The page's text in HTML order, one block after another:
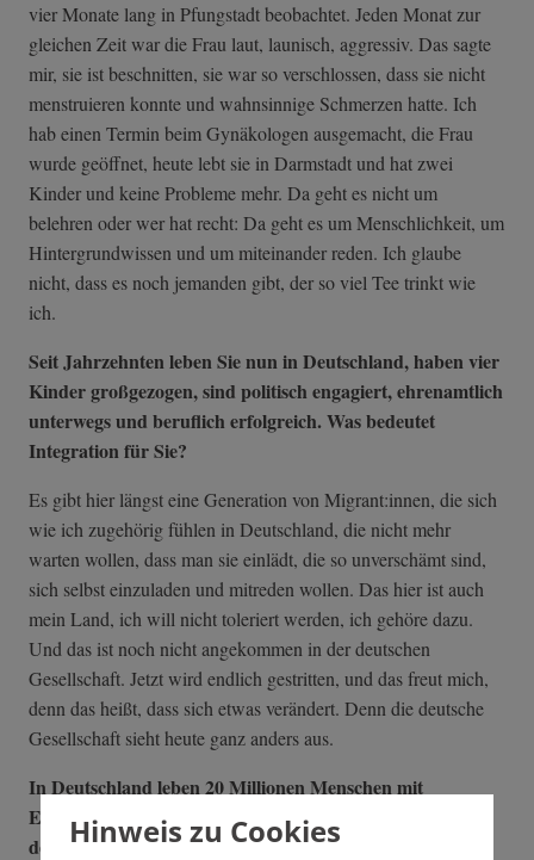
vier Monate lang in Pfungstadt beobachtet. Jeden Monat zur
gleichen Zeit war die Frau laut, launisch, aggressiv. Das sagte
mir, sie ist beschnitten, sie war so verschlossen, dass sie nicht
menstruieren konnte und wahnsinnige Schmerzen hatte. Ich
hab einen Termin beim Gynäkologen ausgemacht, die Frau
wurde geöffnet, heute lebt sie in Darmstadt und hat zwei
Kinder und keine Probleme mehr. Da geht es nicht um
belehren oder wer hat recht: Da geht es um Menschlichkeit, um
Hintergrundwissen und um miteinander reden. Ich glaube
nicht, dass es noch jemanden gibt, der so viel Tee trinkt wie
ich.
Seit Jahrzehnten leben Sie nun in Deutschland, haben vier
Kinder großgezogen, sind politisch engagiert, ehrenamtlich
unterwegs und beruflich erfolgreich. Was bedeutet
Integration für Sie?
Es gibt hier längst eine Generation von Migrant:innen, die sich
wie ich zugehörig fühlen in Deutschland, die nicht mehr
warten wollen, dass man sie einlädt, die so unverschämt sind,
sich selbst einzuladen und mitreden wollen. Das hier ist auch
mein Land, ich will nicht toleriert werden, ich gehöre dazu.
Und das ist noch nicht angekommen in der deutschen
Gesellschaft. Jetzt wird endlich gestritten, und das freut mich,
denn das heißt, dass sich etwas verändert. Denn die deutsche
Gesellschaft sieht heute ganz anders aus.
In Deutschland leben 20 Millionen Menschen mit
Einwanderungsgeschichte, davon zehn Millionen mit
deutscher Staatsangehörigkeit wie Sie.
Hinweis zu Cookies